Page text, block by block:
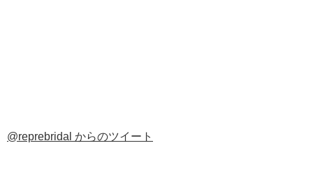
@reprebridal からのツイート